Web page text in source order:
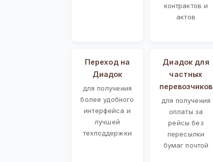
контрактов и
актов
Переход на
Диадок
для получения
более удобного
интерфейса и
лучшей
техподдержки
Диадок для
частных
перевозчиков
для получения
оплаты за
рейсы без
пересылки
бумаг почтой